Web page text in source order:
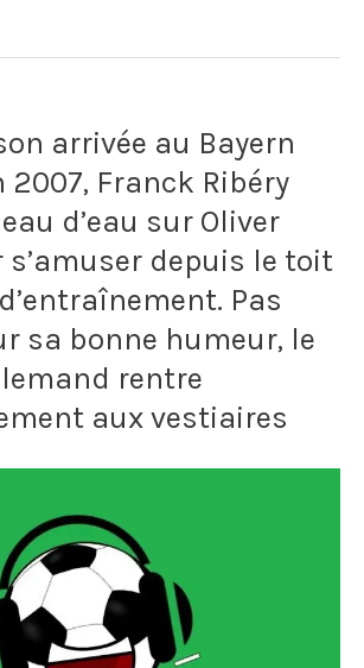
arrivée au Bayern
2007, Franck Ribéry
d’eau sur Oliver
s’amuser depuis le toit
Pas
sa bonne humeur, le
rentre
aux vestiaires